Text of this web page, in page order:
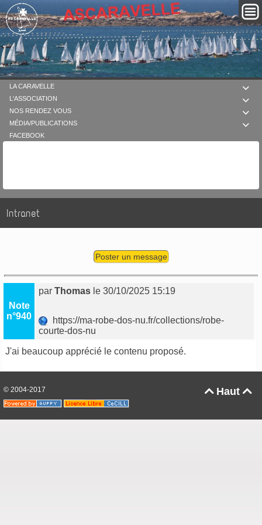

LA CARAVELLE

L'ASSOCIATION

NOS RENDEZ VOUS

MÉDIA/PUBLICATIONS
FACEBOOK
Intranet
Poster un message
Note
n°940
parThomas le 30/10/2025 15:19
https://ma-robe-dos-nu.fr/collections/robe-
courte-dos-nu
J'ai beaucoup apprécié le contenu proposé.
Haut 
© 2004-2017